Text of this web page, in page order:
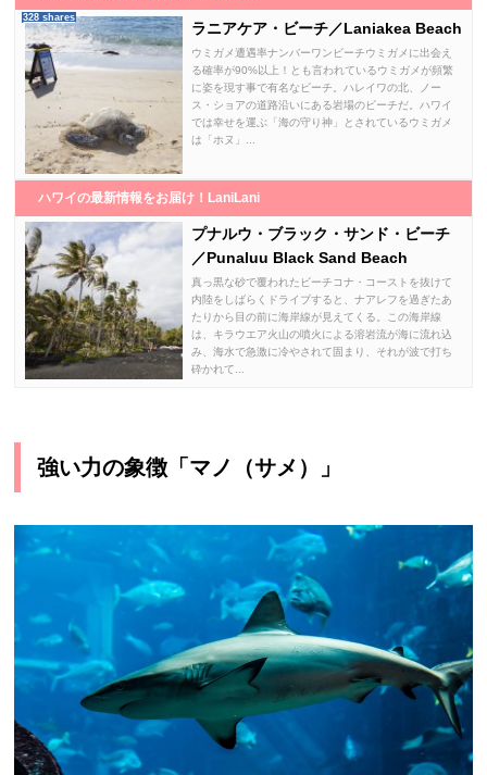
328 shares
ラニアケア・ビーチ／Laniakea Beach
ウミガメ遭遇率ナンバーワンビーチウミガメに出会え
る確率が90%以上！とも言われているウミガメが頻繁
に姿を現す事で有名なビーチ。ハレイワの北、ノー
ス・ショアの道路沿いにある岩場のビーチだ。ハワイ
では幸せを運ぶ「海の守り神」とされているウミガメ
は「ホヌ」...
ハワイの最新情報をお届け！LaniLani
プナルウ・ブラック・サンド・ビーチ
／Punaluu Black Sand Beach
真っ黒な砂で覆われたビーチコナ・コーストを抜けて
内陸をしばらくドライブすると、ナアレフを過ぎたあ
たりから目の前に海岸線が見えてくる。この海岸線
は、キラウエア火山の噴火による溶岩流が海に流れ込
み、海水で急激に冷やされて固まり、それが波で打ち
砕かれて...
強い力の象徴「マノ（サメ）」